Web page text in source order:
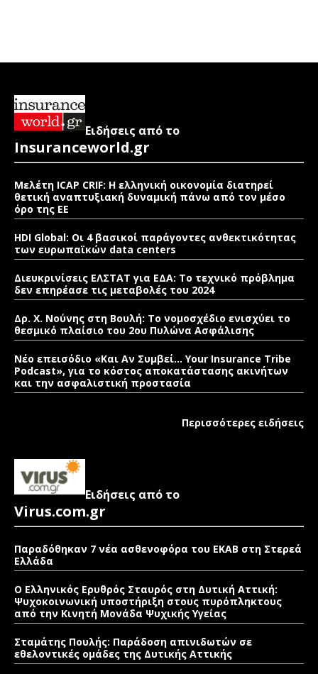
Ειδήσεις από το
Insuranceworld.gr
Μελέτη ICAP CRIF: Η ελληνική οικονομία διατηρεί
θετική αναπτυξιακή δυναμική πάνω από τον μέσο
όρο της ΕΕ
HDI Global: Οι 4 βασικοί παράγοντες ανθεκτικότητας
των ευρωπαϊκών data centers
Διευκρινίσεις ΕΛΣΤΑΤ για ΕΔΑ: Το τεχνικό πρόβλημα
δεν επηρέασε τις μεταβολές του 2024
Δρ. Χ. Νούνης στη Βουλή: Το νομοσχέδιο ενισχύει το
θεσμικό πλαίσιο του 2ου Πυλώνα Ασφάλισης
Νέο επεισόδιο «Και Αν Συμβεί… Your Insurance Tribe
Podcast», για το κόστος αποκατάστασης ακινήτων
και την ασφαλιστική προστασία
Περισσότερες ειδήσεις
Ειδήσεις από το
Virus.com.gr
Παραδόθηκαν 7 νέα ασθενοφόρα του ΕΚΑΒ στη Στερεά
Ελλάδα
Ο Ελληνικός Ερυθρός Σταυρός στη Δυτική Αττική:
Ψυχοκοινωνική υποστήριξη στους πυρόπληκτους
από την Κινητή Μονάδα Ψυχικής Υγείας
Σταμάτης Πουλής: Παράδοση απινιδωτών σε
εθελοντικές ομάδες της Δυτικής Αττικής